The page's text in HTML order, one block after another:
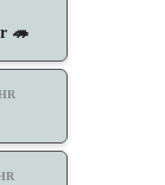
🦔